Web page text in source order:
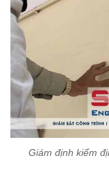
Giám định kiểm